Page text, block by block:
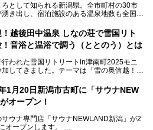
潟県内にあるスキー場そばの温泉地をまと
ろとして知られる新潟県。全市町村の30市
き出し、宿泊施設のある温泉地数も全国有
きる宿泊施設も多く、スーパー銭湯も多彩な
する施設がいろいろ。
に温泉を組み合わせれば、旅はさらに充実し
越後田中温泉 しなの荘で雪国リト
！音浴と温浴で調う（ととのう）とは
われた雪国リトリートin津南町2025モニ
してきました。テーマは「雪の奥信越！音
て「温浴」は頻繁に体験していますが、
してどんな体験なのでしょう？とても気に
1月20日新潟市古町に「サウナNEW
オープン！
ウナ専門店「サウナNEWLAND新潟」が2
オープンします。